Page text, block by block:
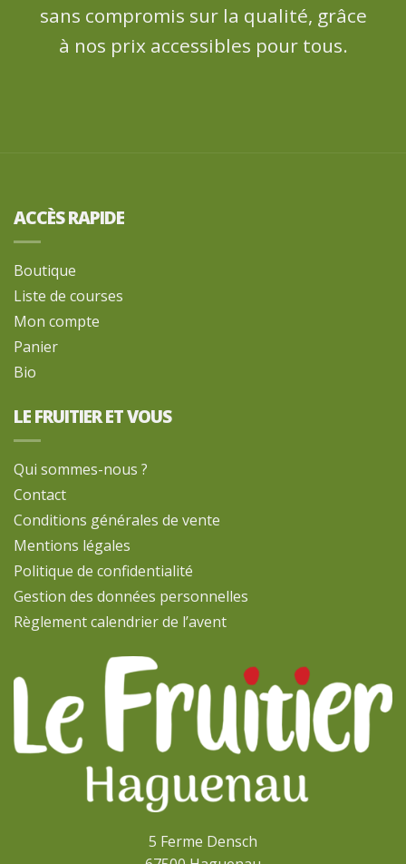
sans compromis sur la qualité, grâce
à nos prix accessibles pour tous.
ACCÈS RAPIDE
Boutique
Liste de courses
Mon compte
Panier
Bio
LE FRUITIER ET VOUS
Qui sommes-nous ?
Contact
Conditions générales de vente
Mentions légales
Politique de confidentialité
Gestion des données personnelles
Règlement calendrier de l’avent
5 Ferme Densch